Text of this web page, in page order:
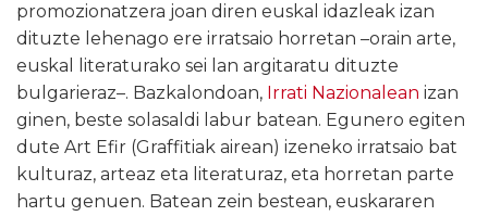
promozionatzera joan diren euskal idazleak izan
dituzte lehenago ere irratsaio horretan –orain arte,
euskal literaturako sei lan argitaratu dituzte
bulgarieraz–. Bazkalondoan, Irrati Nazionalean izan
ginen, beste solasaldi labur batean. Egunero egiten
dute Art Efir (Graffitiak airean) izeneko irratsaio bat
kulturaz, arteaz eta literaturaz, eta horretan parte
hartu genuen. Batean zein bestean, euskararen